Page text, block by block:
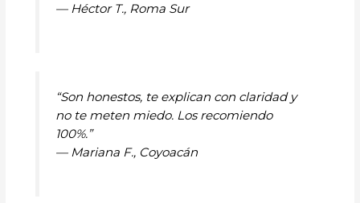
— Héctor T., Roma Sur
“Son honestos, te explican con claridad y
no te meten miedo. Los recomiendo
100%.”
— Mariana F., Coyoacán